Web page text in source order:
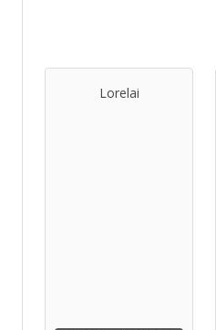
Lorelai